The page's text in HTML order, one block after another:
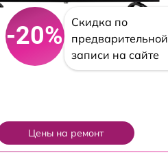
-20%
Скидка по
предварительной
записи на сайте
Цены на ремонт